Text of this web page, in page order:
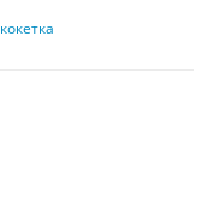
кокетка